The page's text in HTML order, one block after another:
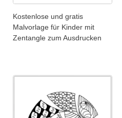
Kostenlose und gratis
Malvorlage für Kinder mit
Zentangle zum Ausdrucken